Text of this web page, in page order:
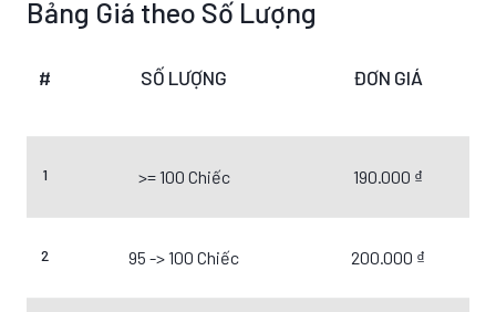
Bảng Giá theo Số Lượng
# SỐ LƯỢNG ĐƠN GIÁ
1 >= 100 Chiếc 190.000 ₫
2 95 -> 100 Chiếc 200.000 ₫